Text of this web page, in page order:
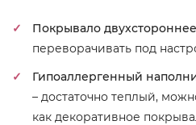
Покрывало двухстороннее
переворачивать под
Гипоаллергенный
– достаточно теплый,
как декоративное